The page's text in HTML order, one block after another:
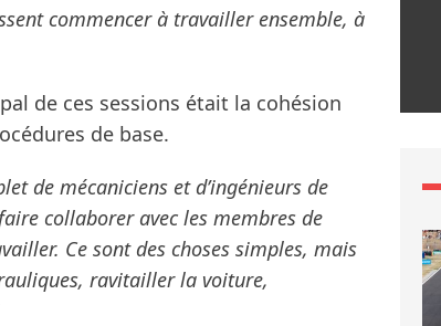
commencer à travailler ensemble, à
de ces sessions était la cohésion
de base.
de mécaniciens et d’ingénieurs de
collaborer avec les membres de
Ce sont des choses simples, mais
ravitailler la voiture,